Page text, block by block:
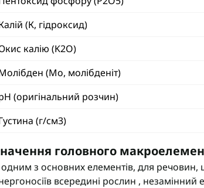
Фунгіциди
Фунгіциди BAYER
(К, гідроксид)
калію (K2O)
(Мо, молібденіт)
(оригінальний розчин)
(г/см3)
головного
з основних елементів, для речовин,
всередині рослин ,